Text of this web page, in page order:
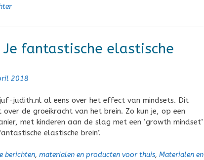
Je fantastische elastische
2018
judith.nl al eens over het effect van mindsets. Dit
de groeikracht van het brein. Zo kun je, op een
met kinderen aan de slag met een ‘growth mindset’
elastische brein’.
berichten, materialen en producten voor thuis, Materialen en